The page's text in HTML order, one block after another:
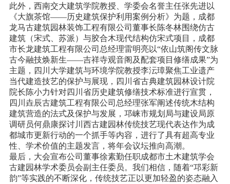
此外，西南交大建筑学院教授、学委会名誉主任张先进以
《大旗茶馆——历史建筑保护利用案例分析》为题，成都
龙马古建筑园林装饰工程有限公司董事长陈冬林围绕仿古
建筑（宋式、苏派）与胶合木现代结构仿宋式项目，成都
市长龙建筑工程有限公司总经理雷明亮以“依山筑阁传文脉
古今融技焕新生——吉祥寺观音阁及配套项目修缮成果”为
主题，四川大学建筑与环境学院教授李沄璋聚焦工业遗产
当代建造技艺的保护与展现，四川省古典建筑园林设计院
院长陈小力针对四川省历史建筑修缮技术标准进行宣贯，
四川垚辰古建筑工程有限公司总经理张军阐述传统木结构
建筑营造的法式及保护与发展，邛崃市规划局与建设局原
调研员何鼎康探讨川西古建园林传统技艺现代表达作为成
都城市更新行动的一个抓手等内容，进行了具有超高专业
性、学术价值的主题发言，将年会议坛推向高潮。
最后，大会宣布公司董事徐素勤任职成都市土木建筑学会
古建园林学术委员会副主任委员。我们相信，随着“邛彩新
韵”等实践的不断深化，传统技艺正以更加轻盈的姿态融入